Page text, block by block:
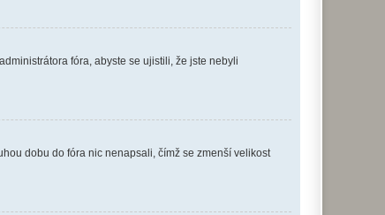
fóra, abyste se ujistili, že jste nebyli
dobu do fóra nic nenapsali, čímž se zmenší velikost